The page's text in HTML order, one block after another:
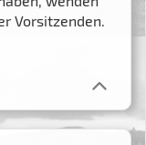
Vorsitzenden.